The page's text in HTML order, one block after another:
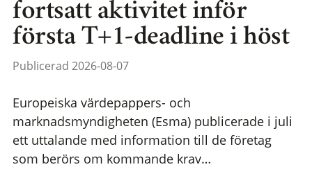
fortsatt aktivitet inför
första T+1-deadline i höst
Publicerad 2026-08-07
Europeiska värdepappers- och
marknadsmyndigheten (Esma) publicerade i juli
ett uttalande med information till de företag
som berörs om kommande krav…